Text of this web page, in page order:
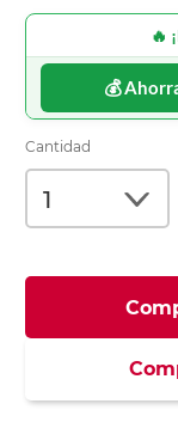
🔥
💰
Cantidad